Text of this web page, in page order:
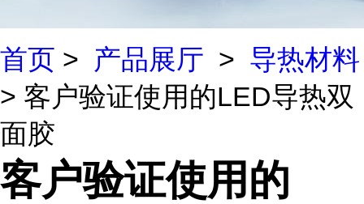
首页 > 产品展厅 > 导热材料
> 客户验证使用的LED导热双
面胶
客户验证使用的